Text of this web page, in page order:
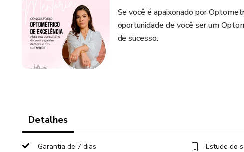
Se você é apaixonado por
oportunidade de você ser um
de sucesso.
Detalhes
Garantia de 7 dias Estude do